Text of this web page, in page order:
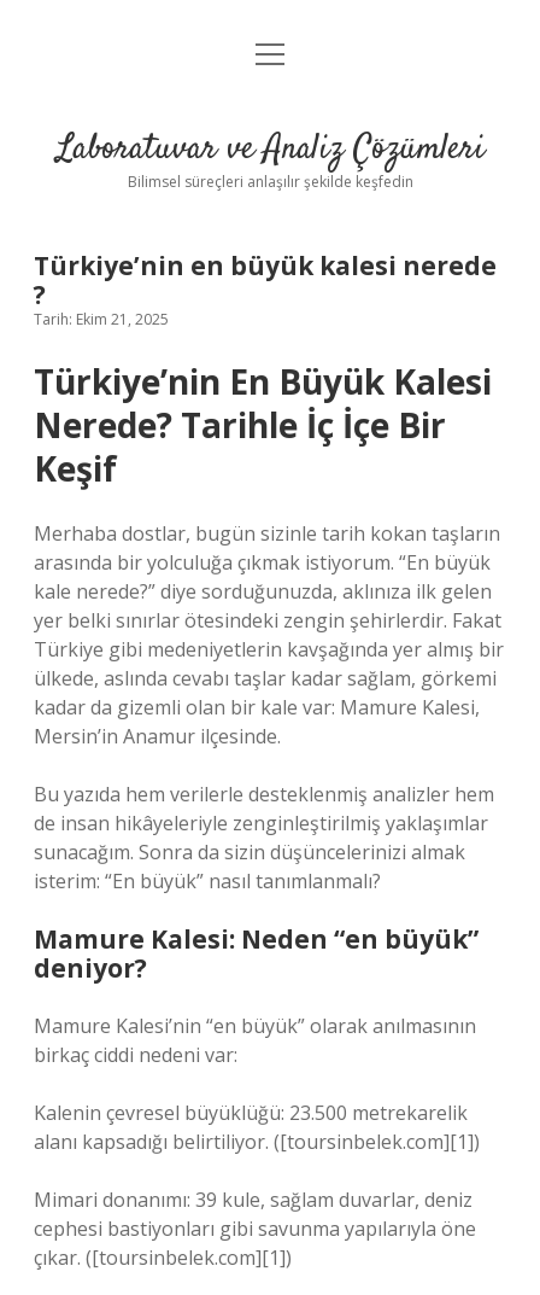
Anasayfa
Yasal Uyarı
menüyü
Laboratuvar ve Analiz Çözümleri
Bilimsel süreçleri anlaşılır şekilde keşfedin
Türkiye’nin en büyük kalesi nerede
?
Tarih: Ekim 21, 2025
Türkiye’nin En Büyük Kalesi
Nerede? Tarihle İç İçe Bir
Keşif
Merhaba dostlar, bugün sizinle tarih kokan taşların
arasında bir yolculuğa çıkmak istiyorum. “En büyük
kale nerede?” diye sorduğunuzda, aklınıza ilk gelen
yer belki sınırlar ötesindeki zengin şehirlerdir. Fakat
Türkiye gibi medeniyetlerin kavşağında yer almış bir
ülkede, aslında cevabı taşlar kadar sağlam, görkemi
kadar da gizemli olan bir kale var: Mamure Kalesi,
Mersin’in Anamur ilçesinde.
Bu yazıda hem verilerle desteklenmiş analizler hem
de insan hikâyeleriyle zenginleştirilmiş yaklaşımlar
sunacağım. Sonra da sizin düşüncelerinizi almak
isterim: “En büyük” nasıl tanımlanmalı?
Mamure Kalesi: Neden “en büyük”
deniyor?
Mamure Kalesi’nin “en büyük” olarak anılmasının
birkaç ciddi nedeni var:
Kalenin çevresel büyüklüğü: 23.500 metrekarelik
alanı kapsadığı belirtiliyor. ([toursinbelek.com][1])
Mimari donanımı: 39 kule, sağlam duvarlar, deniz
cephesi bastiyonları gibi savunma yapılarıyla öne
çıkar. ([toursinbelek.com][1])